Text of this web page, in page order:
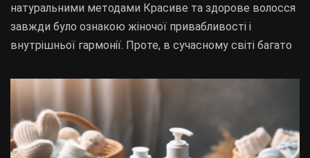
натуральними методами Красиве та здорове волосся
завжди було ознакою жіночої привабливості і
внутрішньої гармонії. Проте, в сучасному світі багато